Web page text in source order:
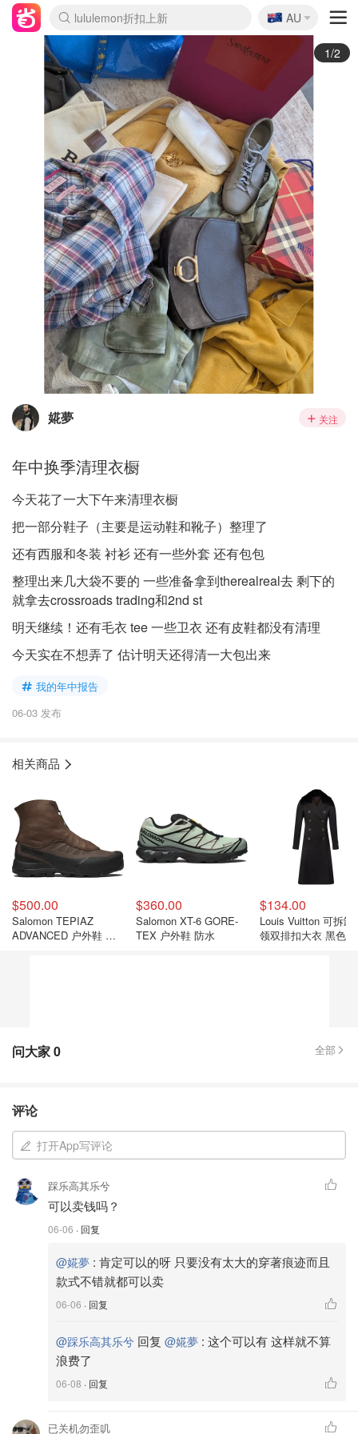
lululemon折扣上新
Sasa美妆护肤3.5折
SSENSE年中2.5折
FreshBeauty好价汇总
Cettire降价+叠9折
WWS Coles超市实拍
viagogo二手票捡漏
Myer超级周末
The Outnet奢牌1折起
David Jones 3折起
Flannels大牌1折
Perfumes Club护肤1折
AMIRO面罩$251
Amazon折扣汇总
eToro入金$200送$50
Amazon数码好物
ICONIC本周7.5折
ThedoubleF高奢地板价
Moose Knuckles 6折
丝芙兰5折起
EUFY摄像头$98
Selenichast首饰2折
Trip机票酒店促销
YSL送5件彩妆礼
Amazon家居好物
Amazon美妆护肤
雅漾大喷$8
过敏原检测盒$33
伊索独家赠50ml沐浴露
科颜氏高保湿面霜$29
SEALIFE海洋馆门票6折
丝塔芙大白罐$16
订阅Newsletter送香薰
Cult Beauty 6.8折
Harrods圣诞日历$525
LN-CC奢牌私促3折
d'Alba空姐喷雾$16
EVE LOM套装£56
Bernardelli独家4折
Adore Beauty 6折起
CT圣诞日历
Mytheresa奢品2.7折
Luxury Escapes 9折
Currentbody美容仪$881
MOON Garden Live
Roborock扫地机$649
Tingo Life水杯$24
Valentino官网5折
CR洗护套装$23
修丽可4件套$159
Myer彩妆2件7折
GANNI官网4.5折
Stylevana韩妆4折
Tessabit高奢8.5折
OGX洗发水$11
Amazon阿德莱德次日达
卡诗8.5折+赠礼
Philips Hue灯具8折
🇦🇺
AU
2/2
婲夢 关注
年中换季清理衣橱
今天花了一大下午来清理衣橱
把一部分鞋子（主要是运动鞋和靴子）整理了
还有西服和冬装 衬衫 还有一些外套 还有包包
整理出来几大袋不要的 一些准备拿到therealreal去 剩下的
就拿去crossroads trading和2nd st
明天继续！还有毛衣 tee 一些卫衣 还有皮鞋都没有清理
今天实在不想弄了 估计明天还得清一大包出来
我的年中报告
06-03 发布
相关商品
$500.00
Salomon TEPIAZ
ADVANCED 户外鞋 新
$360.00
Salomon XT-6 GORE-
TEX 户外鞋 防水
$134.00
Louis Vuitton 可拆卸
领双排扣大衣 黑色
问大家0 全部
评论
打开App写评论
踩乐高其乐兮
可以卖钱吗？
06-06 · 回复
@婲夢 : 肯定可以的呀 只要没有太大的穿著痕迹而且
款式不错就都可以卖
06-06 · 回复
@踩乐高其乐兮 回复 @婲夢 : 这个可以有 这样就不算
浪费了
06-08 · 回复
已关机勿歪叽